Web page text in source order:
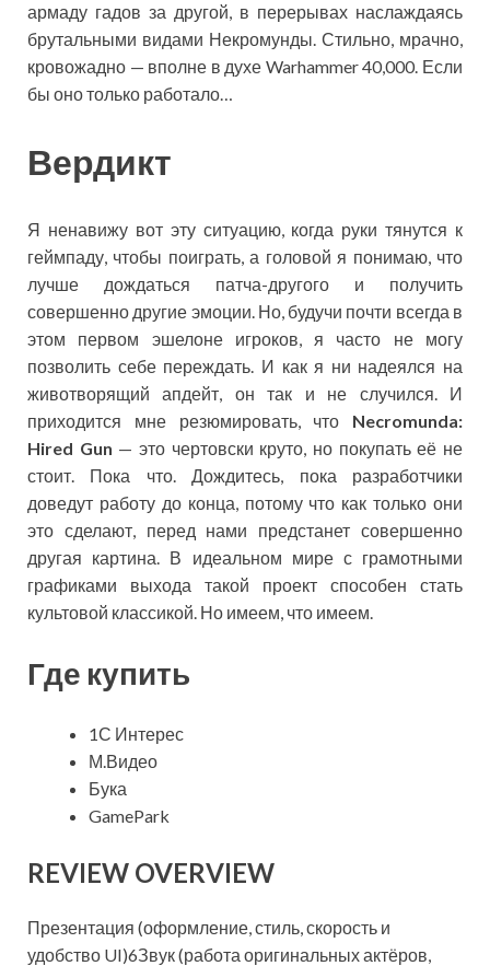
армаду гадов за другой, в перерывах наслаждаясь
брутальными видами Некромунды. Стильно, мрачно,
кровожадно — вполне в духе Warhammer 40,000. Если
бы оно только работало…
Вердикт
Я ненавижу вот эту ситуацию, когда руки тянутся к
геймпаду, чтобы поиграть, а головой я понимаю, что
лучше дождаться патча-другого и получить
совершенно другие эмоции. Но, будучи почти всегда в
этом первом эшелоне игроков, я часто не могу
позволить себе переждать. И как я ни надеялся на
животворящий апдейт, он так и не случился. И
приходится мне резюмировать, что Necromunda:
Hired Gun — это чертовски круто, но покупать её не
стоит. Пока что. Дождитесь, пока разработчики
доведут работу до конца, потому что как только они
это сделают, перед нами предстанет совершенно
другая картина. В идеальном мире с грамотными
графиками выхода такой проект способен стать
культовой классикой. Но имеем, что имеем.
Где купить
1С Интерес
М.Видео
Бука
GamePark
REVIEW OVERVIEW
Презентация (оформление, стиль, скорость и
удобство UI)6Звук (работа оригинальных актёров,